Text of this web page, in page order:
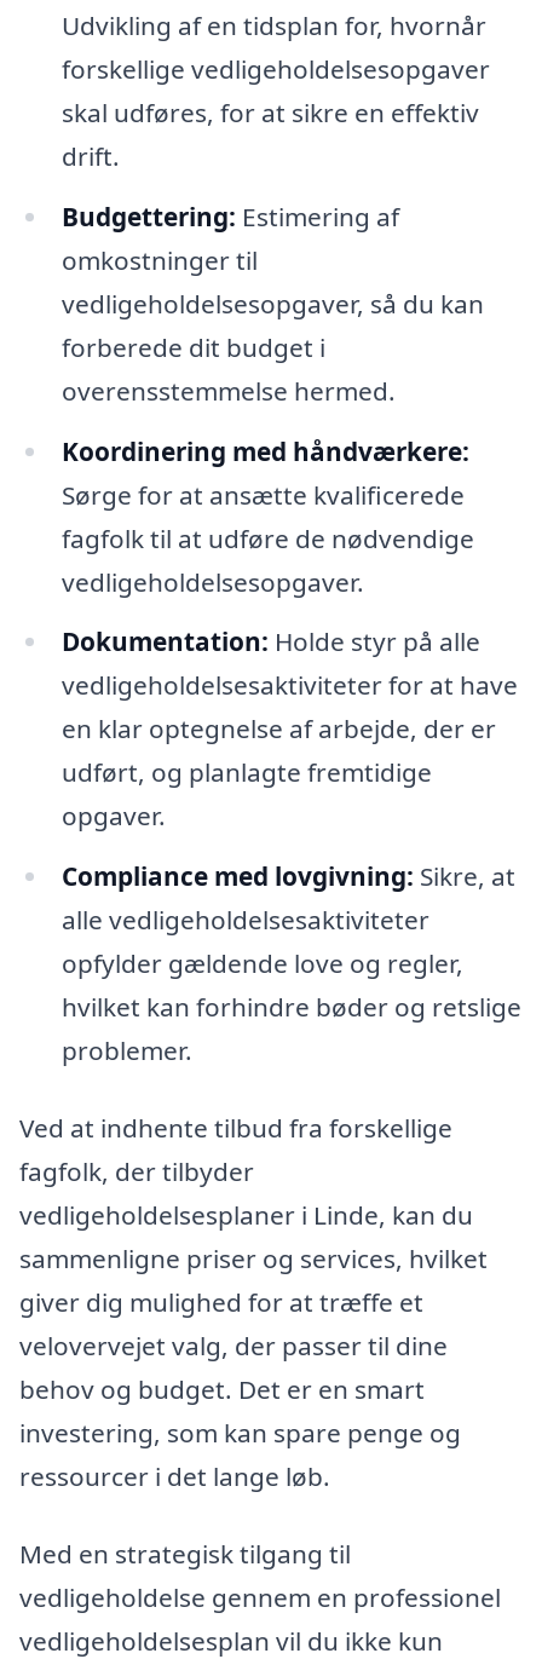
Udvikling af en tidsplan for, hvornår
forskellige vedligeholdelsesopgaver
skal udføres, for at sikre en effektiv
drift.
Budgettering: Estimering af
omkostninger til
vedligeholdelsesopgaver, så du kan
forberede dit budget i
overensstemmelse hermed.
Koordinering med håndværkere:
Sørge for at ansætte kvalificerede
fagfolk til at udføre de nødvendige
vedligeholdelsesopgaver.
Dokumentation: Holde styr på alle
vedligeholdelsesaktiviteter for at have
en klar optegnelse af arbejde, der er
udført, og planlagte fremtidige
opgaver.
Compliance med lovgivning: Sikre, at
alle vedligeholdelsesaktiviteter
opfylder gældende love og regler,
hvilket kan forhindre bøder og retslige
problemer.
Ved at indhente tilbud fra forskellige
fagfolk, der tilbyder
vedligeholdelsesplaner i Linde, kan du
sammenligne priser og services, hvilket
giver dig mulighed for at træffe et
velovervejet valg, der passer til dine
behov og budget. Det er en smart
investering, som kan spare penge og
ressourcer i det lange løb.
Med en strategisk tilgang til
vedligeholdelse gennem en professionel
vedligeholdelsesplan vil du ikke kun